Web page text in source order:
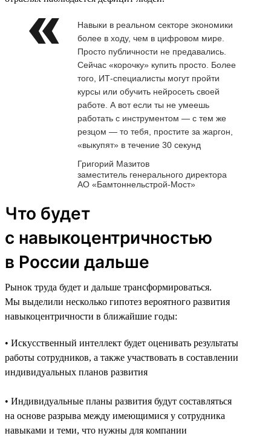
Навыки в реальном секторе экономики
более в ходу, чем в цифровом мире.
Просто публичности не предавались.
Сейчас «корочку» купить просто. Более
того, ИТ-специалисты могут пройти
курсы или обучить нейросеть своей
работе. А вот если ты не умеешь
работать с инструментом — с тем же
резцом — то тебя, простите за жаргон,
«выкупят» в течение 30 секунд
Григорий Мазитов
заместитель генерального директора
АО «Бамтоннельстрой-Мост»
Что будет
с навыкоцентричностью
в России дальше
Рынок труда будет и дальше трансформироваться.
Мы выделили несколько гипотез вероятного развития
навыкоцентричности в ближайшие годы:
• Искусственный интеллект будет оценивать результаты
работы сотрудников, а также участвовать в составлении
индивидуальных планов развития
• Индивидуальные планы развития будут составляться
на основе разрыва между имеющимися у сотрудника
навыками и теми, что нужны для компании